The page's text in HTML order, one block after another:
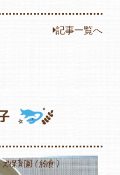
記事一覧へ
保育園（給食）